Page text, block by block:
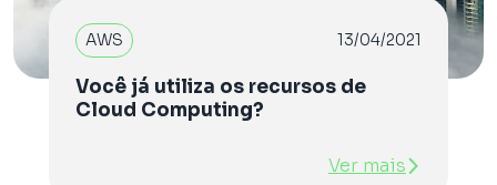
AWS 13/04/2021
Você já utiliza os recursos de
Cloud Computing?
Ver mais